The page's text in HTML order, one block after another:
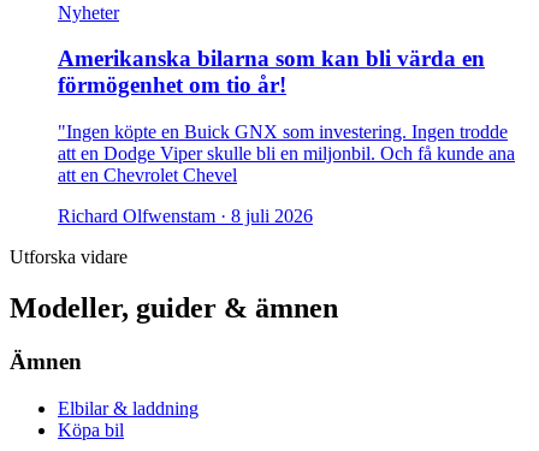
Nyheter
Amerikanska bilarna som kan bli värda en
förmögenhet om tio år!
"Ingen köpte en Buick GNX som investering. Ingen trodde
att en Dodge Viper skulle bli en miljonbil. Och få kunde ana
att en Chevrolet Chevel
Richard Olfwenstam · 8 juli 2026
Utforska vidare
Modeller, guider & ämnen
Ämnen
Elbilar & laddning
Köpa bil